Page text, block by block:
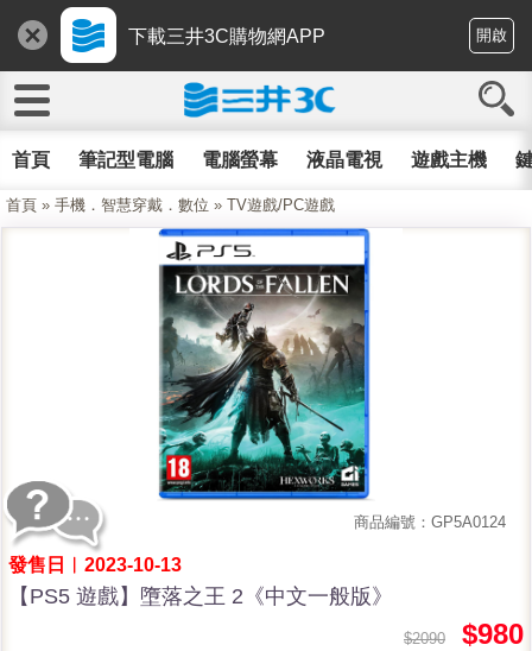
下載三井3C購物網APP 開啟
首頁 筆記型電腦 電腦螢幕 液晶電視 遊戲主機
首頁 » 手機．智慧穿戴．數位 » TV遊戲/PC遊戲
商品編號：GP5A0124
發售日︱2023-10-13
【PS5 遊戲】墮落之王 2《中文一般版》
$2090 $980